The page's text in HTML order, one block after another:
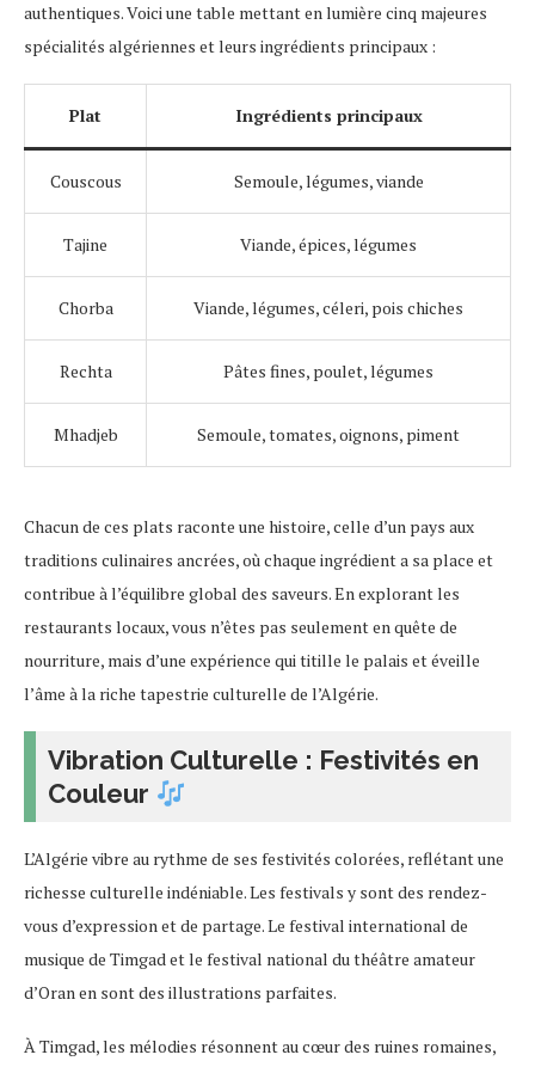
authentiques. Voici une table mettant en lumière cinq majeures
spécialités algériennes et leurs ingrédients principaux :
Plat Ingrédients principaux
Couscous Semoule, légumes, viande
Tajine Viande, épices, légumes
Chorba Viande, légumes, céleri, pois chiches
Rechta Pâtes fines, poulet, légumes
Mhadjeb Semoule, tomates, oignons, piment
Chacun de ces plats raconte une histoire, celle d’un pays aux
traditions culinaires ancrées, où chaque ingrédient a sa place et
contribue à l’équilibre global des saveurs. En explorant les
restaurants locaux, vous n’êtes pas seulement en quête de
nourriture, mais d’une expérience qui titille le palais et éveille
l’âme à la riche tapestrie culturelle de l’Algérie.
Vibration Culturelle : Festivités en
Couleur
L’Algérie vibre au rythme de ses festivités colorées, reflétant une
richesse culturelle indéniable. Les festivals y sont des rendez-
vous d’expression et de partage. Le festival international de
musique de Timgad et le festival national du théâtre amateur
d’Oran en sont des illustrations parfaites.
À Timgad, les mélodies résonnent au cœur des ruines romaines,